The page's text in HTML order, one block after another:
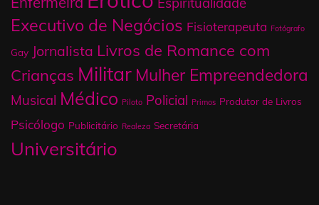
Executivo de Negócios Fisioterapeuta Fotógrafo
Gay Jornalista Livros de Romance com
Crianças Militar Mulher Empreendedora
Musical Médico Piloto Policial Primos Produtor de Livros
Psicólogo Publicitário Realeza Secretária
Universitário